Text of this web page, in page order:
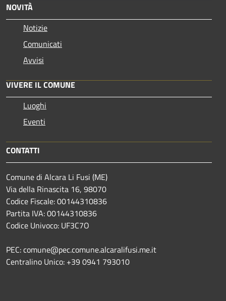
NOVITÀ
Notizie
Comunicati
Avvisi
VIVERE IL COMUNE
Luoghi
Eventi
CONTATTI
Comune di Alcara Li Fusi (ME)
Via della Rinascita 16, 98070
Codice Fiscale: 00144310836
Partita IVA: 00144310836
Codice Univoco: UF3C7O
PEC: comune@pec.comune.alcaralifusi.me.it
Centralino Unico: +39 0941 793010